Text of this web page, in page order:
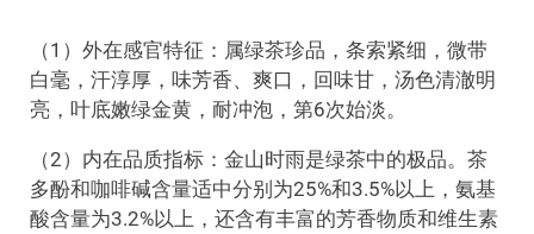
（1）外在感官特征：属绿茶珍品，条索紧细，微带
白毫，汗淳厚，味芳香、爽口，回味甘，汤色清澈明
亮，叶底嫩绿金黄，耐冲泡，第6次始淡。
（2）内在品质指标：金山时雨是绿茶中的极品。茶
多酚和咖啡碱含量适中分别为25%和3.5%以上，氨基
酸含量为3.2%以上，还含有丰富的芳香物质和维生素